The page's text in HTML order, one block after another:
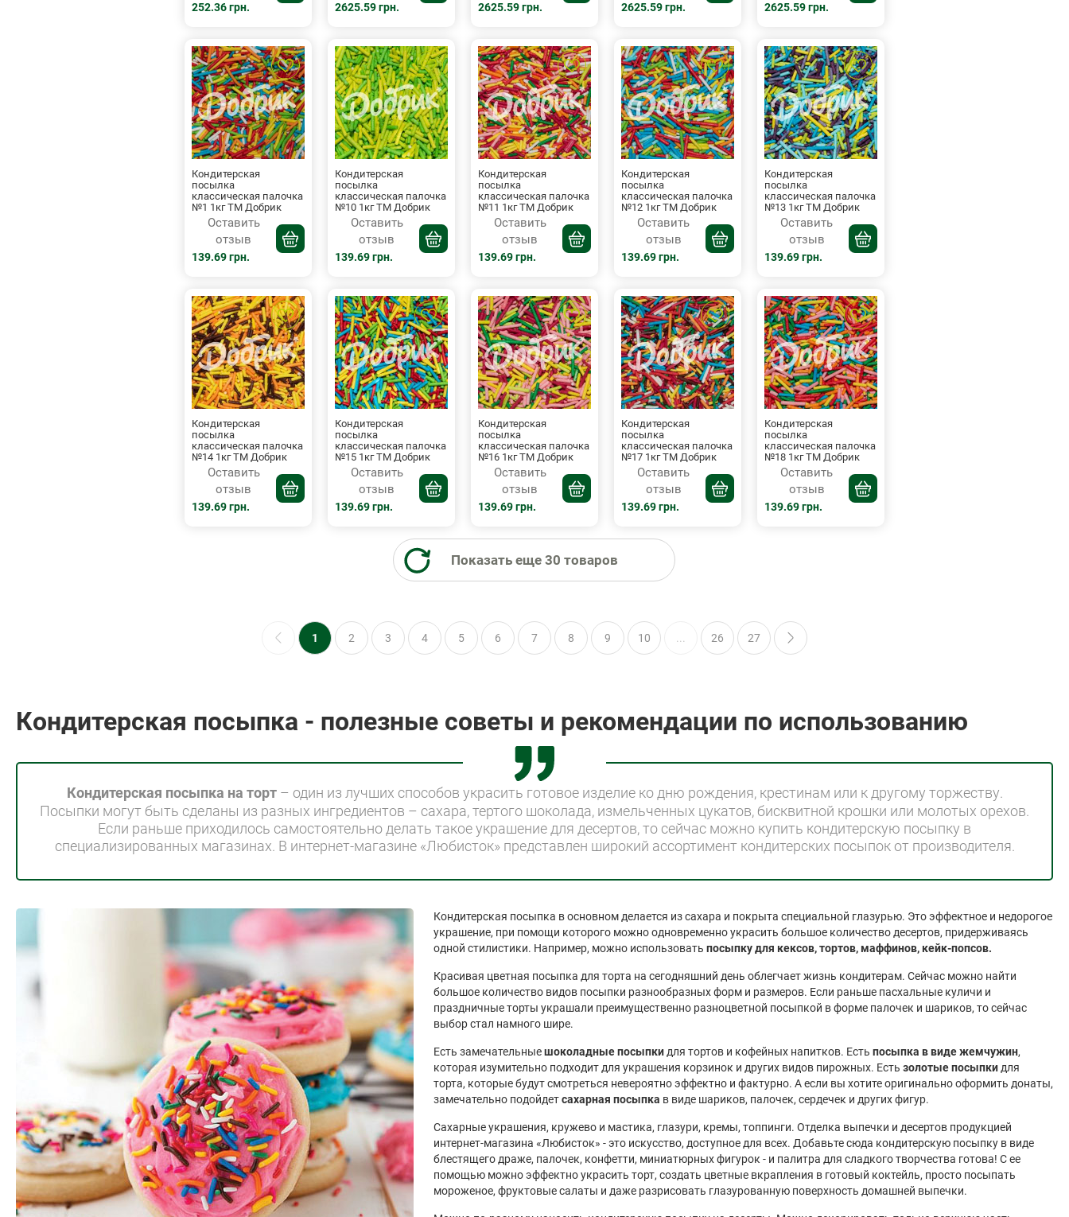
252.36 грн. 2625.59 грн. 2625.59 грн. 2625.59 грн. 2625.59 грн.
Кондитерская
посылка
классическая палочка
№1 1кг ТМ Добрик
Оставить
отзыв
139.69 грн.
Кондитерская
посылка
классическая палочка
№10 1кг ТМ Добрик
Оставить
отзыв
139.69 грн.
Кондитерская
посылка
классическая палочка
№11 1кг ТМ Добрик
Оставить
отзыв
139.69 грн.
Кондитерская
посылка
классическая палочка
№12 1кг ТМ Добрик
Оставить
отзыв
139.69 грн.
Кондитерская
посылка
классическая палочка
№13 1кг ТМ Добрик
Оставить
отзыв
139.69 грн.
Кондитерская
посылка
классическая палочка
№14 1кг ТМ Добрик
Оставить
отзыв
139.69 грн.
Кондитерская
посылка
классическая палочка
№15 1кг ТМ Добрик
Оставить
отзыв
139.69 грн.
Кондитерская
посылка
классическая палочка
№16 1кг ТМ Добрик
Оставить
отзыв
139.69 грн.
Кондитерская
посылка
классическая палочка
№17 1кг ТМ Добрик
Оставить
отзыв
139.69 грн.
Кондитерская
посылка
классическая палочка
№18 1кг ТМ Добрик
Оставить
отзыв
139.69 грн.
Показать еще 30 товаров
1 2 3 4 5 6 7 8 9 10 ... 26 27
Кондитерская посыпка - полезные советы и рекомендации по использованию
Кондитерская посыпка на торт– один из лучших способов украсить готовое изделие ко дню рождения, крестинам или к другому торжеству.
Посыпки могут быть сделаны из разных ингредиентов – сахара, тертого шоколада, измельченных цукатов, бисквитной крошки или молотых орехов.
Если раньше приходилось самостоятельно делать такое украшение для десертов, то сейчас можно купить кондитерскую посыпку в
специализированных магазинах. В интернет-магазине «Любисток» представлен широкий ассортимент кондитерских посыпок от производителя.
Кондитерская посыпка в основном делается из сахара и покрыта специальной глазурью. Это эффектное и недорогое
украшение, при помощи которого можно одновременно украсить большое количество десертов, придерживаясь
одной стилистики. Например, можно использовать посыпку для кексов, тортов, маффинов, кейк-попсов.
Красивая цветная посыпка для торта на сегодняшний день облегчает жизнь кондитерам. Сейчас можно найти
большое количество видов посыпки разнообразных форм и размеров. Если раньше пасхальные куличи и
праздничные торты украшали преимущественно разноцветной посыпкой в форме палочек и шариков, то сейчас
выбор стал намного шире.
Есть замечательныешоколадные посыпкидля тортов и кофейных напитков. Есть посыпка в виде жемчужин,
которая изумительно подходит для украшения корзинок и других видов пирожных. Есть золотые посыпкидля
торта, которые будут смотреться невероятно эффектно и фактурно. А если вы хотите оригинально оформить донаты,
замечательно подойдетсахарная посыпка в виде шариков, палочек, сердечек и других фигур.
Сахарные украшения, кружево и мастика, глазури, кремы, топпинги. Отделка выпечки и десертов продукцией
интернет-магазина «Любисток» - это искусство, доступное для всех. Добавьте сюда кондитерскую посыпку в виде
блестящего драже, палочек, конфетти, миниатюрных фигурок - и палитра для сладкого творчества готова! С ее
помощью можно эффектно украсить торт, создать цветные вкрапления в готовый коктейль, просто посыпать
мороженое, фруктовые салаты и даже разрисовать глазурованную поверхность домашней выпечки.